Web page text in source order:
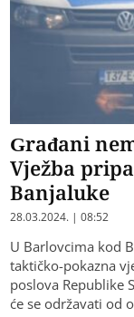
Građani
Vježba
Banjaluke
28.03.2024. | 08:52
U Barlovcima kod
taktičko-pokazna
poslova Republike
će se održavati od